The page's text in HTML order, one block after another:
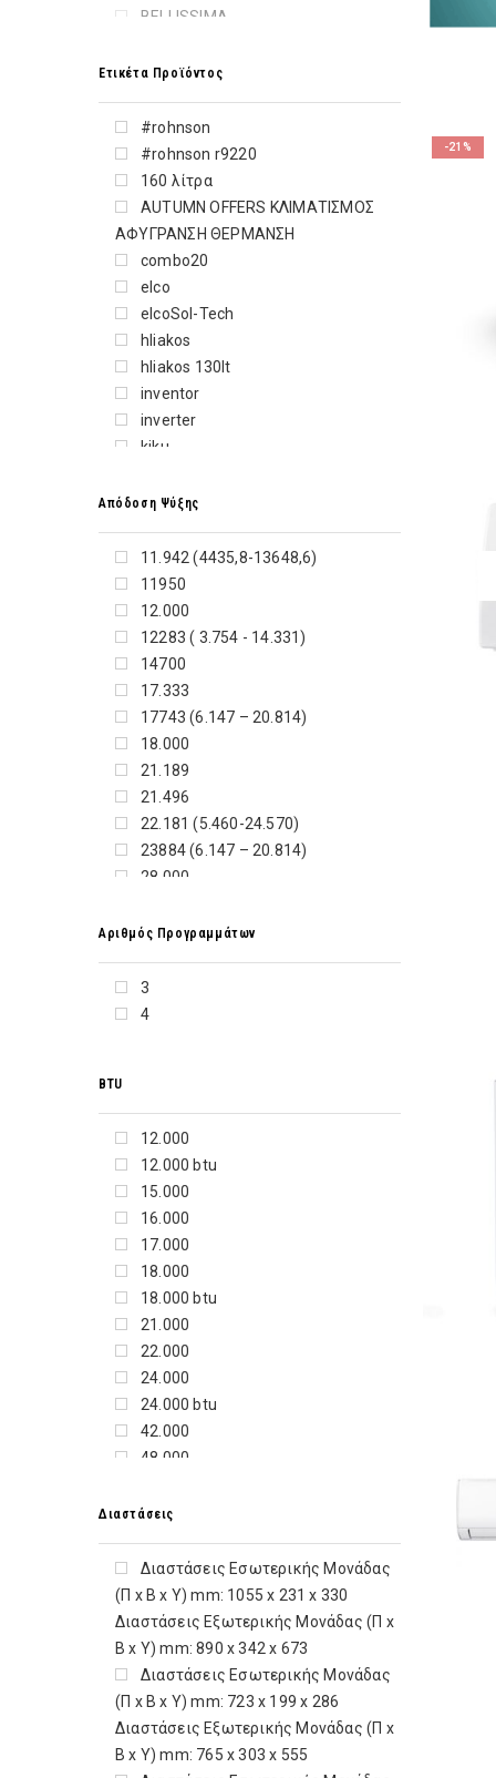
-21%
BELLISSIMA
BLOMBERG
BRANDT
BRATECK
BRAUN
CALFER GAS
CAMPINGAZ
CANDY
CANON
CARAD
CARRIER
CHESTER
COLES
CORONA
CRYSTAL AUDIO
DAVOLINE
DREAM
DYNABOOK
DYSON
ECG
Elco
ELECTROLUX
ELICA
ESKIMO
EXPERT
F+U
FABER
FANCY
FELIX
HITACHI
HOBBY
HONEYWELL
HOOVER
HP
HYUNDAI
INCLIMA
INDESIT
INVENTOR
IQ
IZZY
JBL
JURO PRO
KENWOOD
KORTING
KRUPS
KYDOS
LA GERMANIA
LAICA
LC-POWER
LENOVO
LG
LIEBHERR
Ετικέτα Προϊόντος
#rohnson
#rohnson r9220
160 λίτρα
AUTUMN OFFERS ΚΛΙΜΑΤΙΣΜΟΣ
ΑΦΥΓΡΑΝΣΗ ΘΕΡΜΑΝΣΗ
combo20
elco
elcoSol-Tech
hliakos
hliakos 130lt
inventor
inverter
kiku
klimatistiko
Rohnson afygrantiras
SPRING OFFERS ΜΙΚΡΟΣΥΣΚΕΥΕΣ
ΠΡΟΣΩΠΙΚΗ ΦΡΟΝΤΙΔΑ
SPRING OFFERS ΟΙΚΙΑΚΕΣ
ΣΥΣΚΕΥΕΣ
ΗΛΙΑΚΟΣ
Απόδοση Ψύξης
11.942 (4435,8-13648,6)
11950
12.000
12283 ( 3.754 - 14.331)
14700
17.333
17743 (6.147 – 20.814)
18.000
21.189
21.496
22.181 (5.460-24.570)
23884 (6.147 – 20.814)
28.000
8.900
9.000
9.000 (4435,8-10236,4)
Αριθμός Προγραμμάτων
3
4
BTU
12.000
12.000 btu
15.000
16.000
17.000
18.000
18.000 btu
21.000
22.000
24.000
24.000 btu
42.000
48.000
7.000
9.000
9.000 btu
Διαστάσεις
Διαστάσεις Εσωτερικής Μονάδας
(Π x Β x Υ) mm: 1055 x 231 x 330
Διαστάσεις Εξωτερικής Μονάδας (Π x
Β x Υ) mm: 890 x 342 x 673
Διαστάσεις Εσωτερικής Μονάδας
(Π x Β x Υ) mm: 723 x 199 x 286
Διαστάσεις Εξωτερικής Μονάδας (Π x
Β x Υ) mm: 765 x 303 x 555